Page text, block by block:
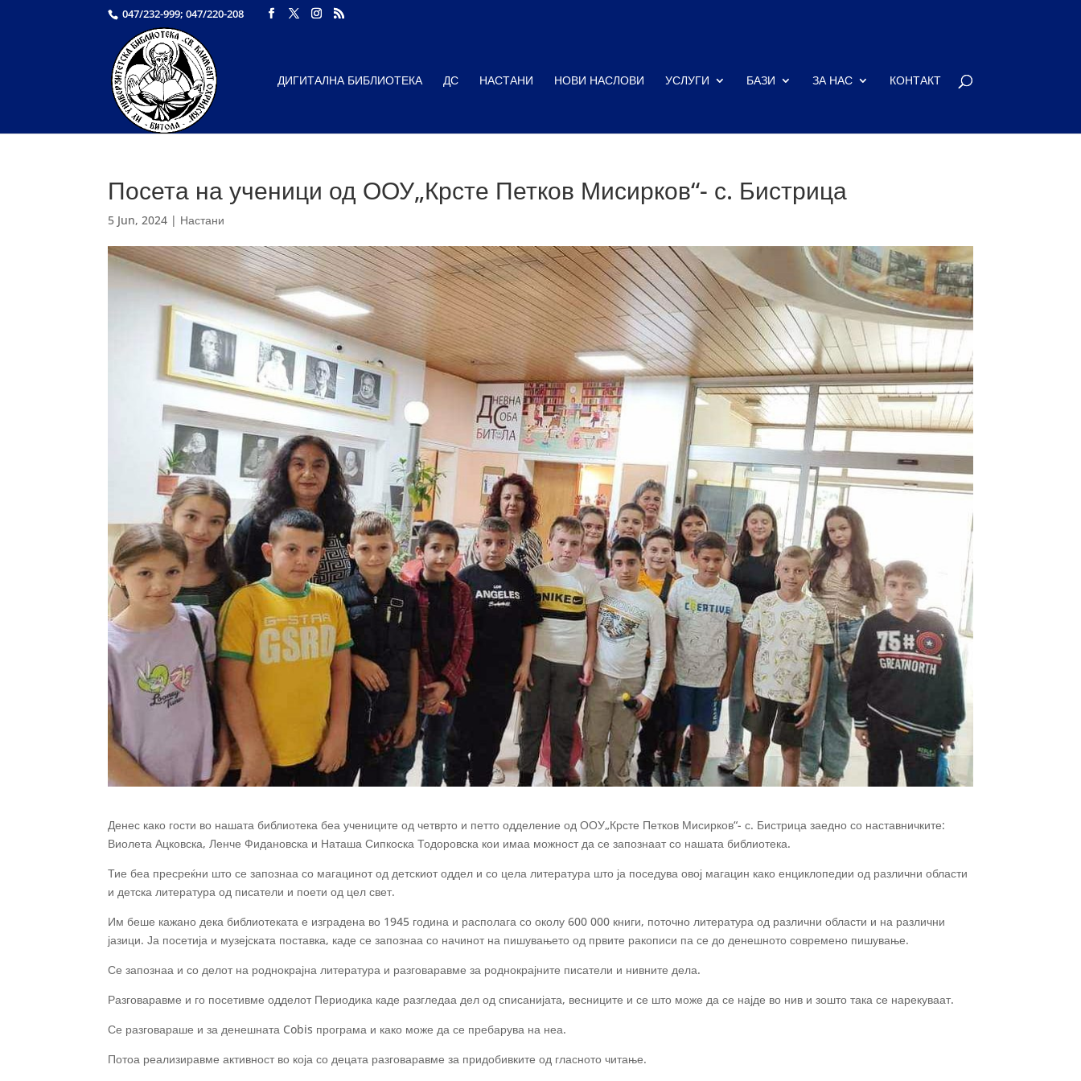
047/232-999; 047/220-208
ДИГИТАЛНА БИБЛИОТЕКА ДС НАСТАНИ НОВИ НАСЛОВИ УСЛУГИ БАЗИ ЗА НАС КОНТАКТ
Посета на ученици од ООУ„Крсте Петков Мисирков“- с. Бистрица
5 Jun, 2024 | Настани
Денес како гости во нашата библиотека беа учениците од четврто и петто одделение од ООУ„Крсте Петков Мисирков“- с. Бистрица заедно со наставничките:
Виолета Ацковска, Ленче Фидановска и Наташа Сипкоска Тодоровска кои имаа можност да се запознаат со нашата библиотека.
Тие беа пресреќни што се запознаа со магацинот од детскиот оддел и со цела литература што ја поседува овој магацин како енциклопедии од различни области
и детска литература од писатели и поети од цел свет.
Имбеше кажано дека библиотеката е изградена во 1945 година и располага со околу 600 000 книги, поточно литература од различни области и на различни
јазици. Ја посетија и музејската поставка, каде се запознаа со начинот на пишувањето од првите ракописи па се до денешното современо пишување.
Се запознаа и со делот на роднокрајна литература и разговаравме за роднокрајните писатели и нивните дела.
Разговаравме и го посетивме одделот Периодика каде разгледаа дел од списанијата, весниците и се што може да се најде во нив и зошто така се нарекуваат.
Се разговараше и за денешната Cobis програма и како може да се пребарува на неа.
Потоа реализиравме активност во која со децата разговаравме за придобивките од гласното читање.